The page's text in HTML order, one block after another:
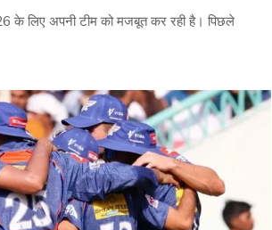
लिए अपनी टीम को मजबूत कर रही है। पिछले